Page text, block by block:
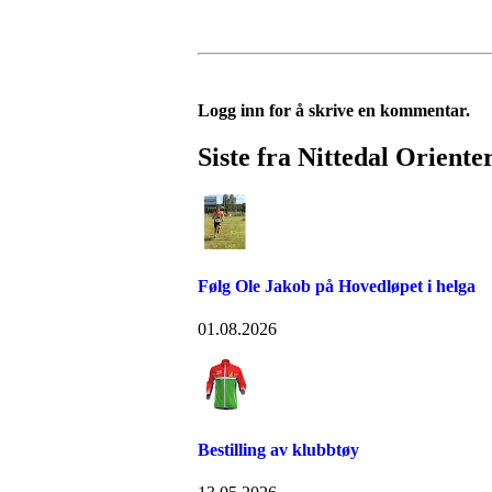
Logg inn for å skrive en kommentar.
Siste fra Nittedal
Følg Ole Jakob på Hovedløpet i helga
01.08.2026
Bestilling av klubbtøy